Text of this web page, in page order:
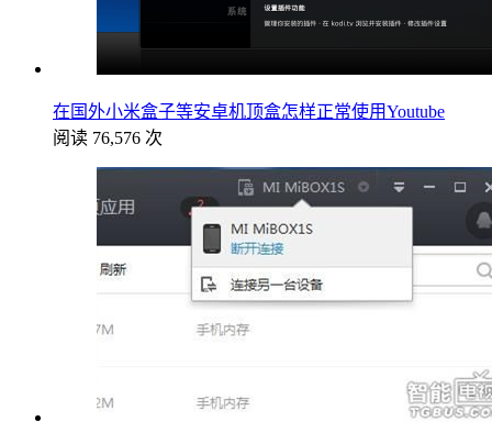
在国外小米盒子等安卓机顶盒怎样正常使用Youtube
阅读 76,576 次